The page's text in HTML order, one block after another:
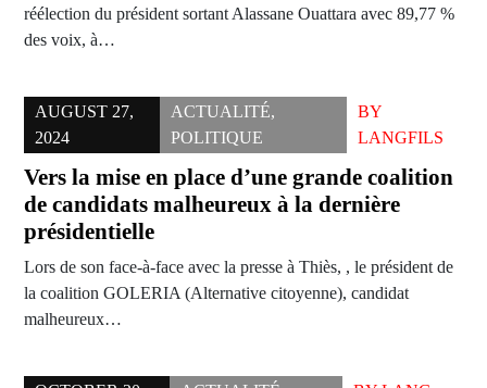
réélection du président sortant Alassane Ouattara avec 89,77 %
des voix, à…
AUGUST 27,
2024
ACTUALITÉ,
POLITIQUE
BY
LANGFILS
Vers la mise en place d’une grande coalition
de candidats malheureux à la dernière
présidentielle
Lors de son face-à-face avec la presse à Thiès, , le président de
la coalition GOLERIA (Alternative citoyenne), candidat
malheureux…